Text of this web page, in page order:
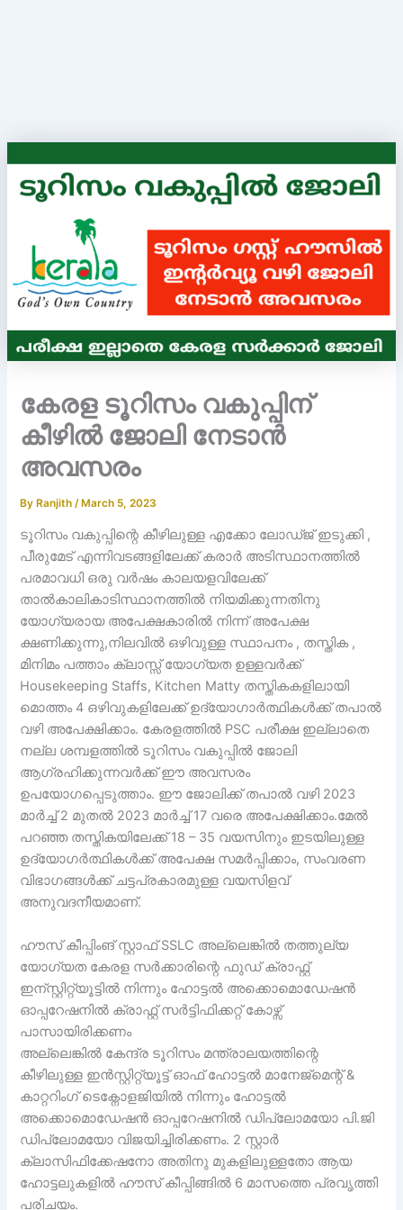
കേരള ടൂറിസം വകുപ്പിന്
കീഴില്‍ ജോലി നേടാൻ
അവസരം
ByRanjith /March 5, 2023
ടൂറിസം വകുപ്പിന്റെ കീഴിലുള്ള എക്കോ ലോഡ്ജ് ഇടുക്കി ,
പീരുമേട് എന്നിവടങ്ങളിലേക്ക് കരാർ അടിസ്ഥാനത്തിൽ
പരമാവധി ഒരു വർഷം കാലയളവിലേക്ക്
താൽകാലികാടിസ്ഥാനത്തിൽ നിയമിക്കുന്നതിനു
യോഗ്യരായ അപേക്ഷകാരിൽ നിന്ന് അപേക്ഷ
ക്ഷണിക്കുന്നു,നിലവിൽ ഒഴിവുള്ള സ്ഥാപനം , തസ്തിക ,
മിനിമം പത്താം ക്ലാസ്സ്‌ യോഗ്യത ഉള്ളവർക്ക്
Housekeeping Staffs, Kitchen Matty തസ്തികകളിലായി
മൊത്തം 4 ഒഴിവുകളിലേക്ക് ഉദ്യോഗാർത്ഥികൾക്ക് തപാൽ
വഴി അപേക്ഷിക്കാം. കേരളത്തിൽ PSC പരീക്ഷ ഇല്ലാതെ
നല്ല ശമ്പളത്തിൽ ടൂറിസം വകുപ്പിൽ ജോലി
ആഗ്രഹിക്കുന്നവർക്ക് ഈ അവസരം
ഉപയോഗപ്പെടുത്താം. ഈ ജോലിക്ക് തപാൽ വഴി 2023
മാർച്ച് 2 മുതൽ 2023 മാർച്ച് 17 വരെ അപേക്ഷിക്കാം.മേൽ
പറഞ്ഞ തസ്തികയിലേക്ക് 18 – 35 വയസിനും ഇടയിലുള്ള
ഉദ്യോഗർത്ഥികൾക്ക് അപേക്ഷ സമർപ്പിക്കാം, സംവരണ
വിഭാഗങ്ങൾക്ക് ചട്ടപ്രകാരമുള്ള വയസിളവ്
അനുവദനീയമാണ്.
ഹൗസ് കീപ്പിംങ് സ്റ്റാഫ്‌ SSLC അല്ലെങ്കിൽ തത്തുല്യ
യോഗ്യത കേരള സർക്കാരിന്റെ ഫുഡ് ക്രാഫ്റ്റ്
ഇന്സ്റ്റിറ്റ്യൂട്ടിൽ നിന്നും ഹോട്ടൽ അക്കൊമൊഡേഷൻ
ഓപ്പറേഷനിൽ ക്രാഫ്റ്റ് സർട്ടിഫിക്കറ്റ് കോഴ്സ്
പാസായിരിക്കണം
അല്ലെങ്കിൽ കേന്ദ്ര ടൂറിസം മന്ത്രാലയത്തിന്റെ
കീഴിലുള്ള ഇൻസ്റ്റിറ്റ്യൂട്ട് ഓഫ് ഹോട്ടൽ മാനേജ്മെന്റ് &
കാറ്ററിംഗ് ടെക്നോളജിയിൽ നിന്നും ഹോട്ടൽ
അക്കൊമൊഡേഷൻ ഓപ്പറേഷനിൽ ഡിപ്ലോമയോ പി.ജി
ഡിപ്ലോമയോ വിജയിച്ചിരിക്കണം. 2 സ്റ്റാർ
ക്ലാസിഫിക്കേഷനോ അതിനു മുകളിലുള്ളതോ ആയ
ഹോട്ടലുകളിൽ ഹൗസ് കീപ്പിങ്ങിൽ 6 മാസത്തെ പ്രവൃത്തി
പരിചയം.